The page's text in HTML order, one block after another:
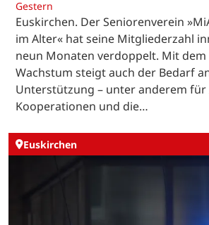
Gestern
Euskirchen. Der Seniorenverein
im Alter« hat seine Mitgliederzahl
neun Monaten verdoppelt. Mit
Wachstum steigt auch der Bedarf
Unterstützung – unter anderem für
Kooperationen und die…
Euskirchen